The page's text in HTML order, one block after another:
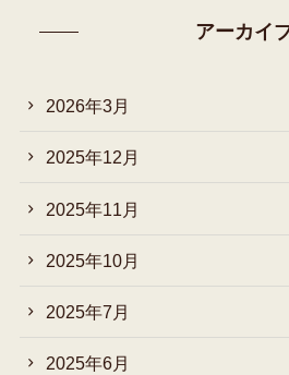
アーカイ
2026年3月
2025年12月
2025年11月
2025年10月
2025年7月
2025年6月